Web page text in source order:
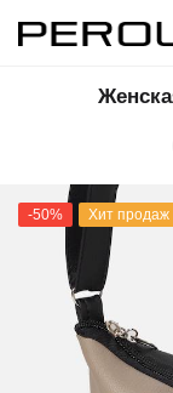
-50% Хит продаж